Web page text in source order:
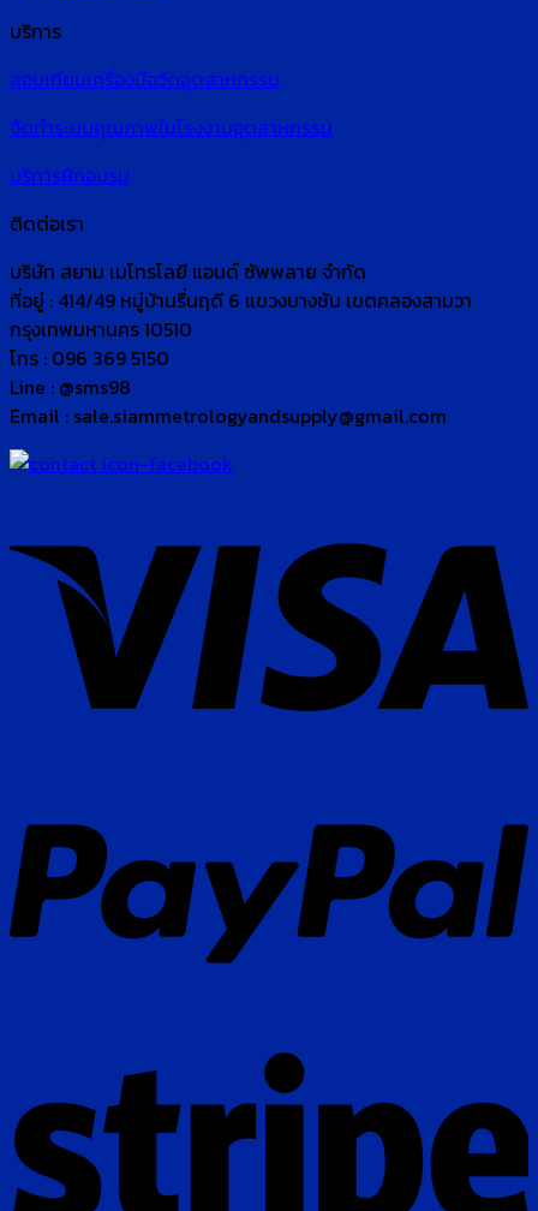
บริการ
สอบเทียบเครื่องมือวัดอุตสาหกรรม
จัดทำระบบคุณภาพในโรงงานอุตสาหกรรม
บริการฝึกอบรม
ติดต่อเรา
บริษัท สยาม เมโทรโลยี แอนด์ ซัพพลาย จำกัด
ที่อยู่ : 414/49 หมู่บ้านรื่นฤดี 6 แขวงบางชัน เขตคลองสามวา
กรุงเทพมหานคร 10510
โทร : 096 369 5150
Line : @sms98
Email : sale.siammetrologyandsupply@gmail.com